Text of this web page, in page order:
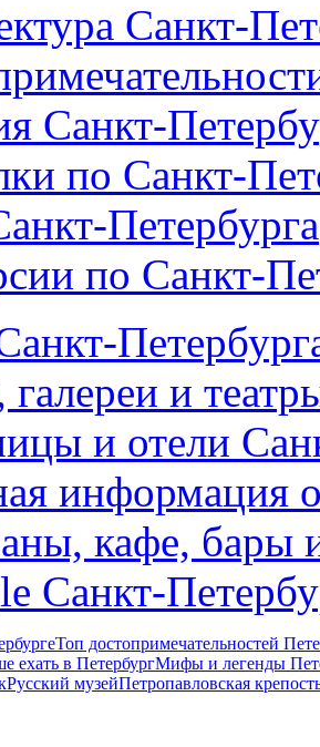
Санкт-
Санкт-
по Санкт-
Петербурга
по Санкт-
и
и отели
информация
кафе, бары
Санкт-
Топ достопримечательностей
ехать в ПетербургМифы и легенды
Русский музейПетропавловская